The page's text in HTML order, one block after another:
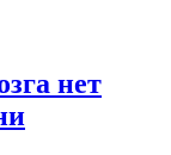
нет